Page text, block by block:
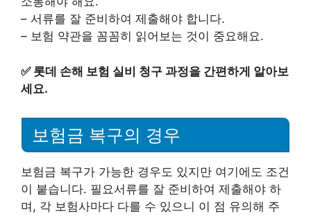
– 서류를 잘 준비하여 제출해야 합니다.
– 보험 약관을 꼼꼼히 읽어보는 것이 중요해요.
✅ 롯데 손해 보험 실비 청구 과정을 간편하게 알아보
세요.
보험금 복구의 경우
보험금 복구가 가능한 경우도 있지만 여기에도 조건
이 붙습니다. 필요서류를 잘 준비하여 제출해야 하
며, 각 보험사마다 다를 수 있으니 이 점 유의해 주